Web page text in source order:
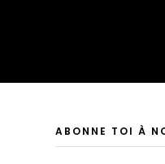
ABONNE TOI À